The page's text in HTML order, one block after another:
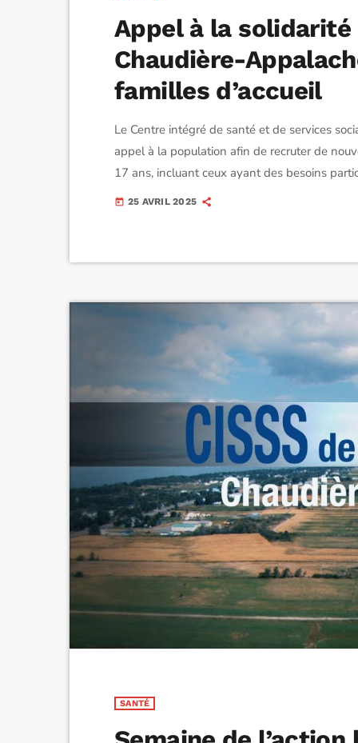
Appel à la solidarité
Chaudière-
familles d’accueil
Le Centre intégré de santé et de services
appel à la population afin de recruter de
17 ans, incluant ceux ayant des besoins
région. Ces enfants, parfois en situation de
today 25 AVRIL 2025
SANTÉ